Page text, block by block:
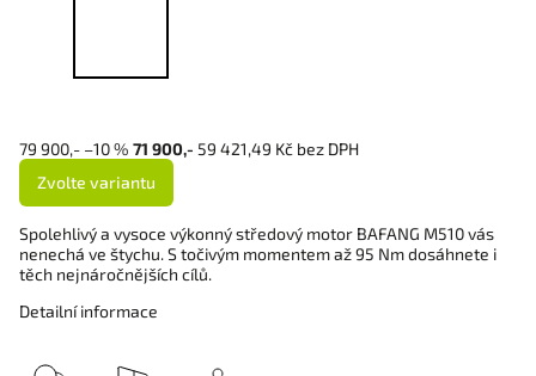
79 900,- –10 % 71 900,- 59 421,49 Kč bez DPH
Zvolte variantu
Spolehlivý a vysoce výkonný středový motor BAFANG M510 vás
nenechá ve štychu. S točivým momentem až 95 Nm dosáhnete i
těch nejnáročnějších cílů.
Detailní informace